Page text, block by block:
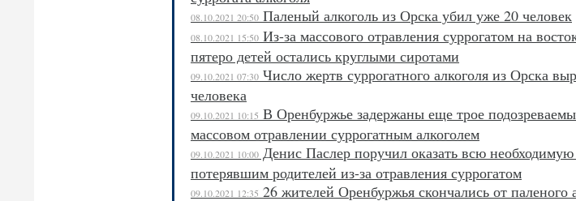
08.10.2021 20:50 Паленый алкоголь из Орска убил уже 20 человек
08.10.2021 15:50 Из-за массового отравления суррогатом на
пятеро детей остались круглыми сиротами
09.10.2021 07:30 Число жертв суррогатного алкоголя из Орска
человека
09.10.2021 10:15 В Оренбуржье задержаны еще трое
массовом отравлении суррогатным алкоголем
09.10.2021 10:00 Денис Паслер поручил оказать всю
потерявшим родителей из-за отравления суррогатом
09.10.2021 12:35 26 жителей Оренбуржья скончались от паленого